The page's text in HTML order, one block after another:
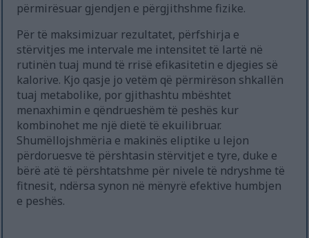
përmirësuar gjendjen e përgjithshme fizike.
Për të maksimizuar rezultatet, përfshirja e
stërvitjes me intervale me intensitet të lartë në
rutinën tuaj mund të rrisë efikasitetin e djegies së
kalorive. Kjo qasje jo vetëm që përmirëson shkallën
tuaj metabolike, por gjithashtu mbështet
menaxhimin e qëndrueshëm të peshës kur
kombinohet me një dietë të ekuilibruar.
Shumëllojshmëria e makinës eliptike u lejon
përdoruesve të përshtasin stërvitjet e tyre, duke e
bërë atë të përshtatshme për nivele të ndryshme të
fitnesit, ndërsa synon në mënyrë efektive humbjen
e peshës.